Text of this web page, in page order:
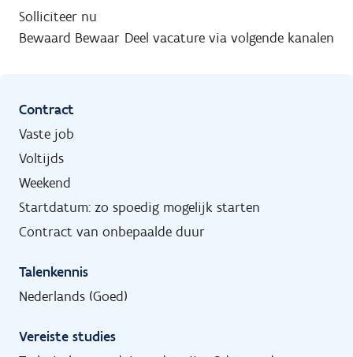
Solliciteer nu
Bewaard Bewaar Deel vacature via volgende kanalen
Contract
Vaste job
Voltijds
Weekend
Startdatum: zo spoedig mogelijk starten
Contract van onbepaalde duur
Talenkennis
Nederlands (Goed)
Vereiste studies